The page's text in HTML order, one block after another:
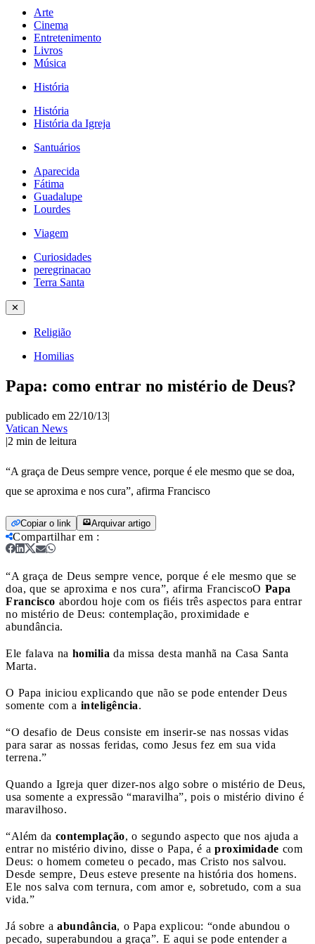
Arte
Cinema
Entretenimento
Livros
Música
História
História
História da Igreja
Santuários
Aparecida
Fátima
Guadalupe
Lourdes
Viagem
Curiosidades
peregrinacao
Terra Santa
✕
Religião
Homilias
Papa: como entrar no mistério de Deus?
publicado em 22/10/13|
Vatican News
|2 min de leitura
“A graça de Deus sempre vence, porque é ele mesmo que se doa,
que se aproxima e nos cura”, afirma Francisco
Copiar o link Arquivar artigo
Compartilhar em :
“A graça de Deus sempre vence, porque é ele mesmo que se
doa, que se aproxima e nos cura”, afirma FranciscoO Papa
Francisco abordou hoje com os fiéis três aspectos para entrar
no mistério de Deus: contemplação, proximidade e
abundância.
Ele falava na homilia da missa desta manhã na Casa Santa
Marta.
O Papa iniciou explicando que não se pode entender Deus
somente com a inteligência.
“O desafio de Deus consiste em inserir-se nas nossas vidas
para sarar as nossas feridas, como Jesus fez em sua vida
terrena.”
Quando a Igreja quer dizer-nos algo sobre o mistério de Deus,
usa somente a expressão “maravilha”, pois o mistério divino é
maravilhoso.
“Além da contemplação, o segundo aspecto que nos ajuda a
entrar no mistério divino, disse o Papa, é a proximidade com
Deus: o homem cometeu o pecado, mas Cristo nos salvou.
Desde sempre, Deus esteve presente na história dos homens.
Ele nos salva com ternura, com amor e, sobretudo, com a sua
vida.”
Já sobre a abundância, o Papa explicou: “onde abundou o
pecado, superabundou a graça”. E aqui se pode entender a